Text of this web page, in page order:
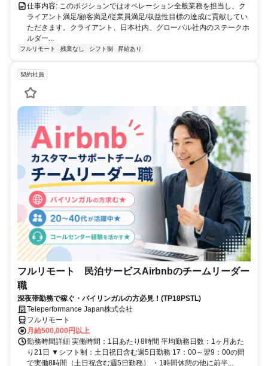
仕事内容: このポジションではオペレーション全般業務を担当し、ク
ライアント満足/顧客満足/従業員満足/収益性目標の達成に貢献してい
ただきます。クライアント、日本社内、グローバル社内のステークホ
ルダー...
フルリモート 残業なし シフト制 昇給あり
契約社員
フルリモート 民泊サービスAirbnbのチームリーダー
職
深夜帯勤務で稼ぐ・バイリンガルの方必見！(TP18PSTL)
Teleperformance Japan株式会社
フルリモート
月給500,000円以上
勤務時間詳細 実働時間：1日あたり8時間 平均勤務日数：1ヶ月あた
り21日 ▼シフト制：土日祝日含む週5日勤務 17：00～翌9：00の間
で実働8時間（土日祝含む週5日勤務） ・1時間休憩の他に前半...